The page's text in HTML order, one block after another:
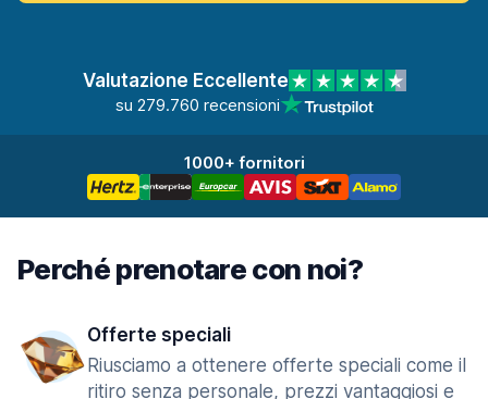
Valutazione Eccellente
su 279.760 recensioni
1000+ fornitori
Perché prenotare con noi?
Offerte speciali
Riusciamo a ottenere offerte speciali come il
ritiro senza personale, prezzi vantaggiosi e